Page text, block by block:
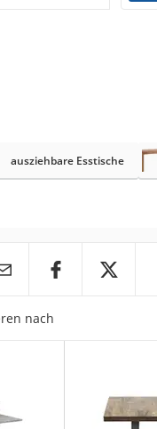
ausziehbare Esstische
nach